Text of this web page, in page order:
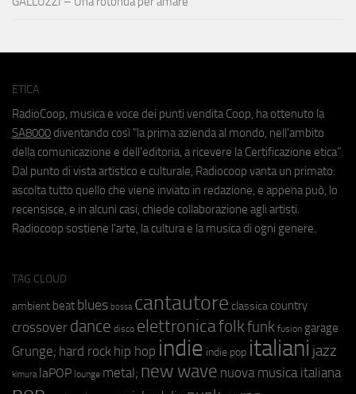
ETICA
RadioCoop, musica e voce dei punti vendita Coop, ha ottenuto la
SA8000 diventando così "la prima azienda al mondo, nell'ambito
della comunicazione e dell'editoria, a ricevere la Certificazione etica".
Dal punto di vista artistico e culturale, Radiocoop vanta un primato:
ascolta tutto quello che viene inviato in redazione, e appena può, lo
recensisce, e in alcuni casi, chiede collaborazione agli artisti.
Radiocoop sostiene l'arte, la cultura e la musica di ogni genere.
TAG CLOUD
ambient beat blues bossa cantautore classica country
crossover dance disco elettronicafolkfunk fusion garage
Grunge; hard rock hip hop indie indie pop italiani jazz
kimura laPOP lounge metal; new wave nuova musica italiana